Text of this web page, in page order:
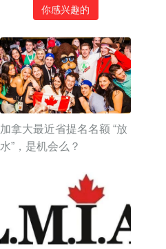
你感兴趣的
加拿大最近省提名名额 “放
水”，是机会么？